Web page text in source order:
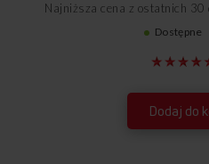
Najniższa cena z ostatnich 30
Dostępne
Dodaj do